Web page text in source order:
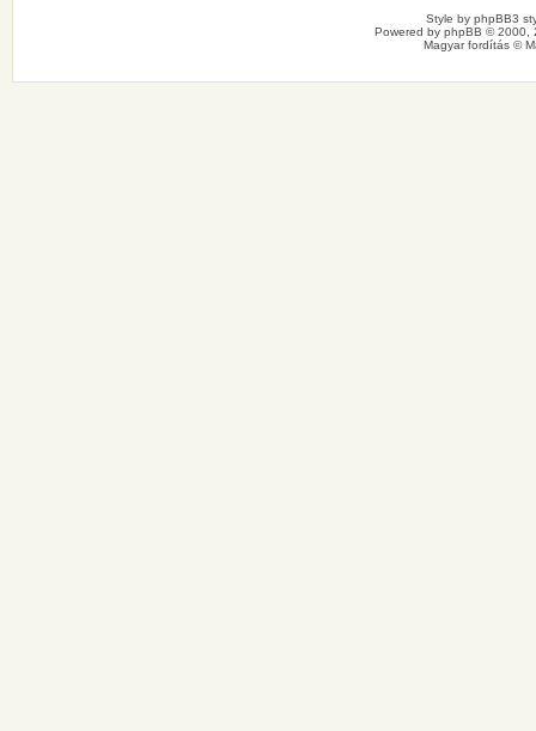
Style by phpBB3
Powered by phpBB © 2000,
Magyar fordítás ©